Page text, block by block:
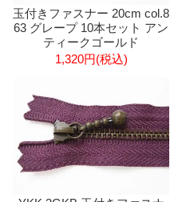
玉付きファスナー 20cm col.8
63 グレープ 10本セット アン
ティークゴールド
1,320円(税込)